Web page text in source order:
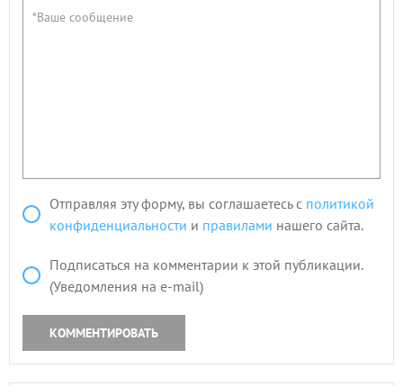
Отправляя эту форму, вы соглашаетесь с политикой
конфиденциальности и правилами нашего сайта.
Подписаться на комментарии к этой публикации.
(Уведомления на e-mail)
КОММЕНТИРОВАТЬ